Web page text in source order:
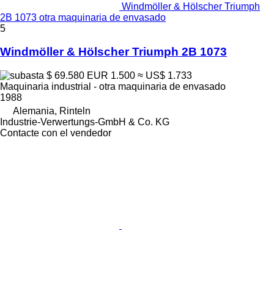
Windmöller & Hölscher Triumph
2B 1073 otra maquinaria de envasado
5
Windmöller & Hölscher Triumph 2B 1073
$ 69.580 EUR 1.500 ≈ US$ 1.733
Maquinaria industrial - otra maquinaria de envasado
1988
Alemania, Rinteln
Industrie-Verwertungs-GmbH & Co. KG
Contacte con el vendedor